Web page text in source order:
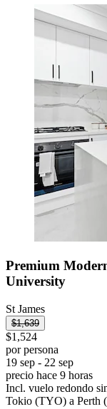
Premium
University
St James
$1,639
$1,524
por persona
19 sep - 22 sep
precio hace 9 horas
Incl. vuelo redondo
Tokio (TYO) a Perth